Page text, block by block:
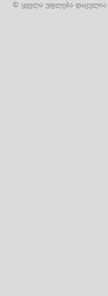
© ყველა უფლება დაცულია